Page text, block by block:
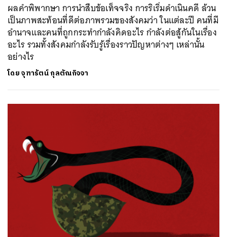
ผลคำพิพากษา การนำสืบข้อเท็จจริง การริเริ่มดำเนินคดี ล้วน
เป็นภาพสะท้อนที่ดีต่อภาพรวมของสังคมว่า ในแต่ละปี คนที่มี
อำนาจและคนที่ถูกกระทำกำลังคิดอะไร กำลังต่อสู้กันในเรื่อง
อะไร รวมทั้งสังคมกำลังรับรู้เรื่องราวปัญหาต่างๆ เหล่านั้น
อย่างไร
โดยจุฑารัตน์ กุลตัณกิจจา